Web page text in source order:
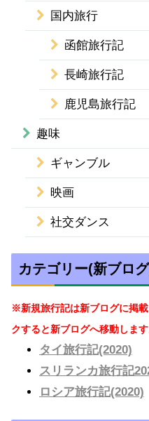
国内旅行
函館旅行記
長崎旅行記
鹿児島旅行記
趣味
ギャンブル
映画
社交ダンス
カテゴリー(新ブロ
※新規旅行記は新ブログに掲
クすると新ブログへ移動します
タイ旅行記(2020)
スリランカ旅行記
ロシア旅行記(2020)